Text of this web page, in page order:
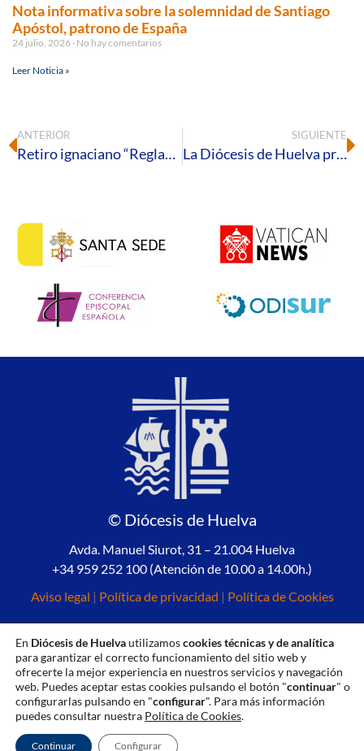
Nota informativa sobre la solemnidad de Santiago
Apóstol, patrono de España
24 julio, 2026 No hay comentarios
Leer Noticia »
ANTERIOR
Retiro ignaciano “Reglas de la Iglesia” en Huelva: una oportunidad para profundizar en la vida eclesial
SIGUIENTE
La Diócesis de Huelva presenta el recorrido local de la «Línea 105 XTantos»
© Diócesis de Huelva
Avda. Manuel Siurot, 31 – 21.004 Huelva
+34 959 252 100 (Atención de 10.00 a 14.00h.)
Aviso legal | Política de privacidad | Política de Cookies
En Diócesis de Huelvautilizamoscookies técnicas y de analítica
para garantizar el correcto funcionamiento del sitio web y
ofrecerte la mejor experiencia en nuestros servicios y navegación
web. Puedes aceptar estas cookies pulsando el botón "continuar" o
configurarlas pulsando en "configurar". Para más información
puedes consultar nuestra Política de Cookies.
Continuar Configurar